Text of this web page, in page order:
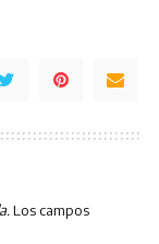
Los campos